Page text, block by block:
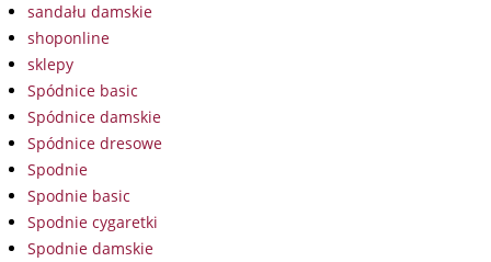
sandału damskie
shoponline
sklepy
Spódnice basic
Spódnice damskie
Spódnice dresowe
Spodnie
Spodnie basic
Spodnie cygaretki
Spodnie damskie